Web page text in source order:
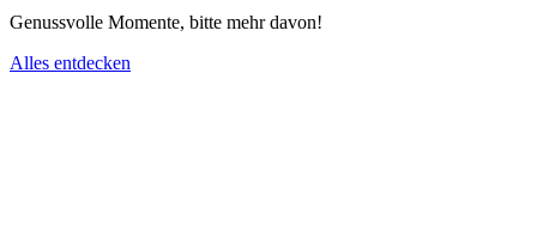
Genussvolle Momente, bitte mehr davon!
Alles entdecken